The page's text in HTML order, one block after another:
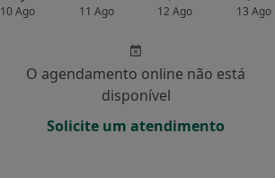
10 Ago 11 Ago 12 Ago 13 Ago
O agendamento online não está
disponível
Solicite um atendimento